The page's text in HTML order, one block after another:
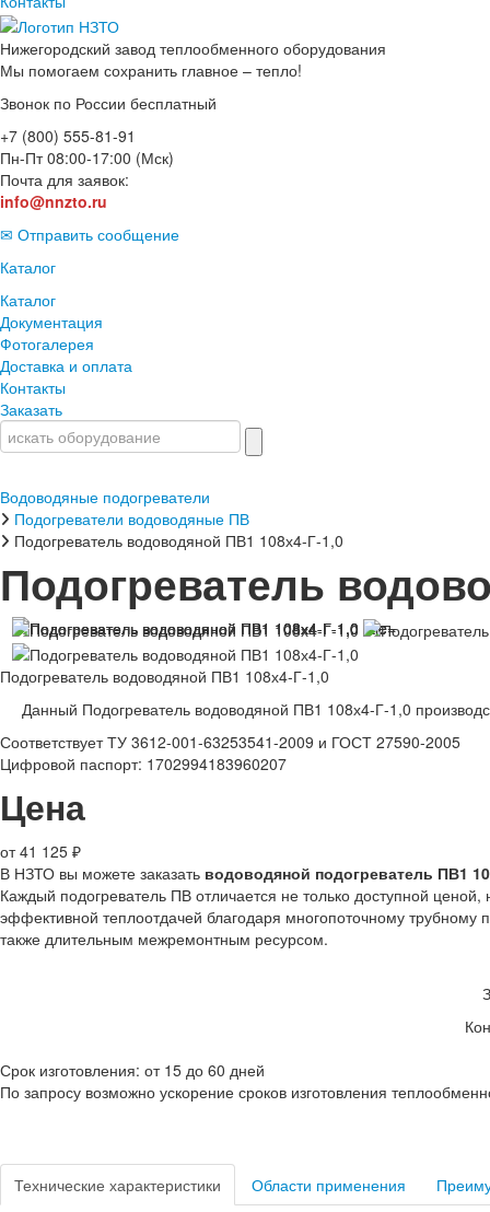
Нижегородский завод теплообменного оборудования
Мы помогаем сохранить главное – тепло!
Звонок по России бесплатный
+7 (800) 555-81-91
Пн-Пт 08:00-17:00 (Мск)
Почта для заявок:
info@nnzto.ru
✉ Отправить сообщение
Каталог
Каталог
Документация
Фотогалерея
Доставка и оплата
Контакты
Заказать
Водоводяные подогреватели
Подогреватели водоводяные ПВ
Подогреватель водоводяной ПВ1 108х4-Г-1,0
Подогреватель
Подогреватель водоводяной ПВ1 108х4-Г-1,0
Данный Подогреватель водоводяной ПВ1 108х4-Г-1,0
Соответствует ТУ 3612-001-63253541-2009 и ГОСТ 27590-2005
Цифровой паспорт: 1702994183960207
Цена
от 41 125 ₽
В НЗТО вы можете заказать водоводяной подогреватель ПВ1
Каждый подогреватель ПВ отличается не только доступной
эффективной теплоотдачей благодаря многопоточному
также длительным межремонтным ресурсом.
Срок изготовления: от 15 до 60 дней
По запросу возможно ускорение сроков изготовления
Технические характеристики Области применения